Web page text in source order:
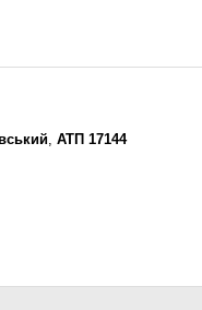
, АТП 17144